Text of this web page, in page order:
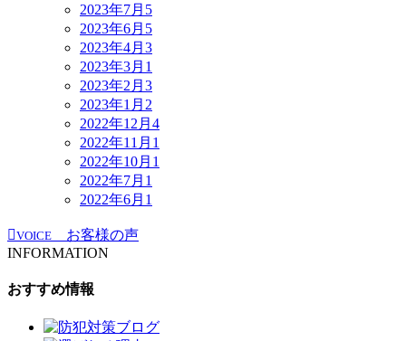
2023年7月 5
2023年6月 5
2023年4月 3
2023年3月 1
2023年2月 3
2023年1月 2
2022年12月 4
2022年11月 1
2022年10月 1
2022年7月 1
2022年6月 1
VOICE
お客様の声
INFORMATION
おすすめ情報